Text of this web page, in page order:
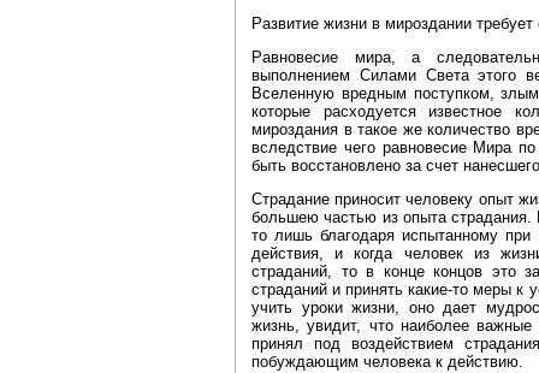
Развитие жизни в мироздании
Равновесие мира, а
выполнением Силами Света этого
Вселенную вредным поступком,
которые расходуется известное
мироздания в такое же количество
вследствие чего равновесие Мира
быть восстановлено за счет
Страдание приносит человеку опыт
большею частью из опыта страдания.
то лишь благодаря испытанному при
действия, и когда человек из
страданий, то в конце концов это
страданий и принять какие‑то меры к
учить уроки жизни, оно дает
жизнь, увидит, что наиболее
принял под воздействием
побуждающим человека к действию.